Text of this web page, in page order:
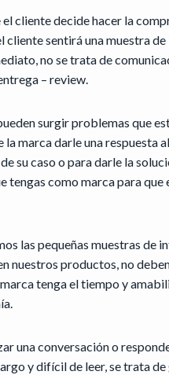
el cliente decide hacer la
cliente sentirá una muestra
no se trata de
– review.
surgir problemas que
marca darle una respuesta
su caso o para darle la
como marca para que
las pequeñas muestras de
nuestros productos, no
tenga el tiempo y
una conversación o
y difícil de leer, se trata de